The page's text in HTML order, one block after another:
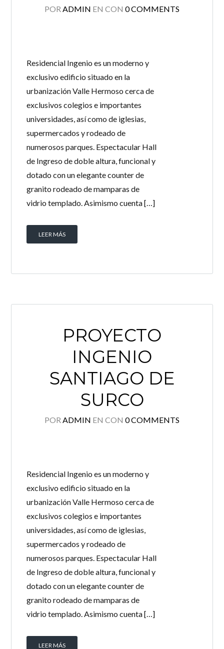
POR ADMIN EN CON 0 COMMENTS
Residencial Ingenio es un moderno y
exclusivo edificio situado en la
urbanización Valle Hermoso cerca de
exclusivos colegios e importantes
universidades, así como de iglesias,
supermercados y rodeado de
numerosos parques. Espectacular Hall
de Ingreso de doble altura, funcional y
dotado con un elegante counter de
granito rodeado de mamparas de
vidrio templado. Asimismo cuenta […]
LEER MÁS
PROYECTO
INGENIO
SANTIAGO DE
SURCO
POR ADMIN EN CON 0 COMMENTS
Residencial Ingenio es un moderno y
exclusivo edificio situado en la
urbanización Valle Hermoso cerca de
exclusivos colegios e importantes
universidades, así como de iglesias,
supermercados y rodeado de
numerosos parques. Espectacular Hall
de Ingreso de doble altura, funcional y
dotado con un elegante counter de
granito rodeado de mamparas de
vidrio templado. Asimismo cuenta […]
LEER MÁS